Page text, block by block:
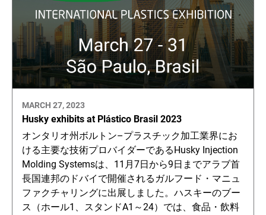
MARCH 27, 2023
Husky exhibits at Plástico Brasil 2023
オンタリオ州ボルトン–プラスチック加工業界にお
ける主要な技術プロバイダーであるHusky Injection
Molding Systemsは、11月7日から9日までアラブ首
長国連邦のドバイで開催されるガルフード・マニュ
ファクチャリングに出展しました。ハスキーのブー
ス（ホール1、スタンドA1～24）では、食品・飲料